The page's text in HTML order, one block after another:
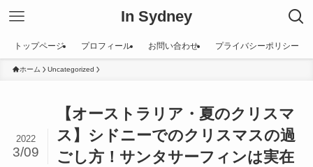
In Sydney
トップページ プロフィール お問い合わせ プライバシーポリシー
ホーム Uncategorized
【オーストラリア・夏のクリスマ
ス】シドニーでのクリスマスの過
ごし方！サンタサーフィンは実在
2022
3/09